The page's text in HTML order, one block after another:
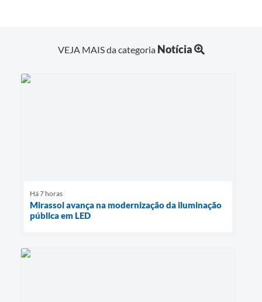
VEJA MAIS da categoria Notícia
Há 7 horas
Mirassol avança na modernização da iluminação
pública em LED